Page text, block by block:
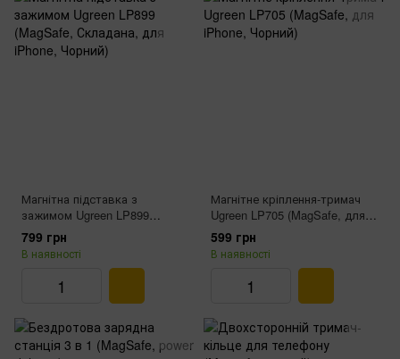
Магнітна підставка з
зажимом Ugreen LP899
(MagSafe, Складана, для
iPhone, Чорний)
799 грн
В наявності
Магнітне кріплення-тримач
Ugreen LP705 (MagSafe, для
iPhone, Чорний)
599 грн
В наявності